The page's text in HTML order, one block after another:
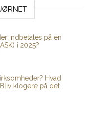
indbetales på en
i 2025?
Hvad
klogere på det